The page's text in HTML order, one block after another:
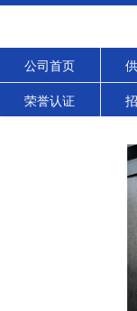
公司首页
荣誉认证